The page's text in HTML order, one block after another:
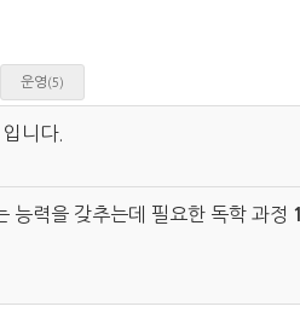
운영 (5)
니다.
능력을 갖추는데 필요한 독학 과정